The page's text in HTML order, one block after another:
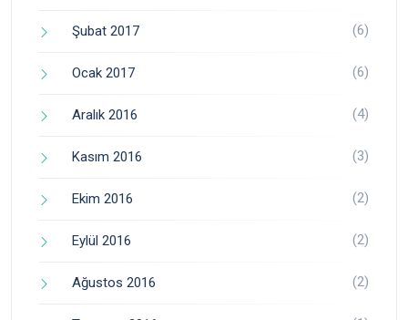
Şubat 2017 (6)
Ocak 2017 (6)
Aralık 2016 (4)
Kasım 2016 (3)
Ekim 2016 (2)
Eylül 2016 (2)
Ağustos 2016 (2)